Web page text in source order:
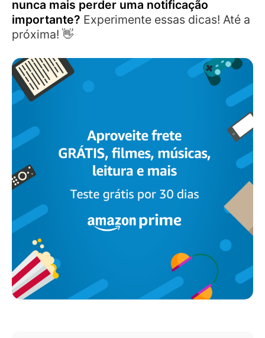
nunca mais perder uma notificação
importante? Experimente essas dicas! Até a
próxima! 👋